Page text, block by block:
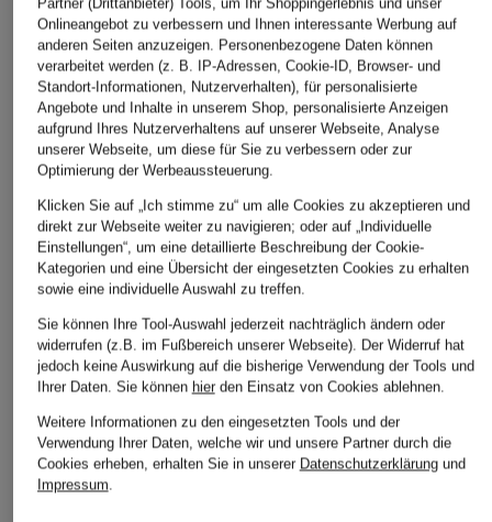
comma
7/8-Hose aus Jersey
89,99 €
MAC
Marlenehose CHIARA
aus Jersey
Smith & Soul
Jersey-Culotte
79,99 €
Partner (Drittanbieter) Tools, um Ihr Shoppingerlebnis und unser
Onlineangebot zu verbessern und Ihnen interessante Werbung auf
anderen Seiten anzuzeigen. Personenbezogene Daten können
verarbeitet werden (z. B. IP-Adressen, Cookie-ID, Browser- und
Standort-Informationen, Nutzerverhalten), für personalisierte
Angebote und Inhalte in unserem Shop, personalisierte Anzeigen
aufgrund Ihres Nutzerverhaltens auf unserer Webseite, Analyse
unserer Webseite, um diese für Sie zu verbessern oder zur
Optimierung der Werbeaussteuerung.
Klicken Sie auf „Ich stimme zu“ um alle Cookies zu akzeptieren und
direkt zur Webseite weiter zu navigieren; oder auf „Individuelle
Einstellungen“, um eine detaillierte Beschreibung der Cookie-
Kategorien und eine Übersicht der eingesetzten Cookies zu erhalten
sowie eine individuelle Auswahl zu treffen.
Sie können Ihre Tool-Auswahl jederzeit nachträglich ändern oder
widerrufen (z.B. im Fußbereich unserer Webseite). Der Widerruf hat
jedoch keine Auswirkung auf die bisherige Verwendung der Tools und
Ihrer Daten. Sie können hierden Einsatz von Cookies ablehnen.
Weitere Informationen zu den eingesetzten Tools und der
Verwendung Ihrer Daten, welche wir und unsere Partner durch die
Cookies erheben, erhalten Sie in unserer Datenschutzerklärungund
Impressum.